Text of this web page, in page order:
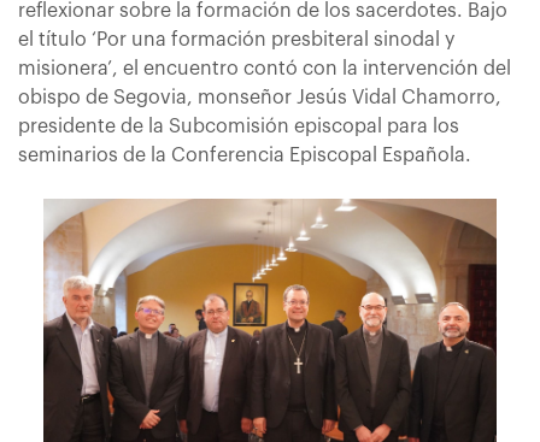
reflexionar sobre la formación de los sacerdotes. Bajo
el título ‘Por una formación presbiteral sinodal y
misionera’, el encuentro contó con la intervención del
obispo de Segovia, monseñor Jesús Vidal Chamorro,
presidente de la Subcomisión episcopal para los
seminarios de la Conferencia Episcopal Española.